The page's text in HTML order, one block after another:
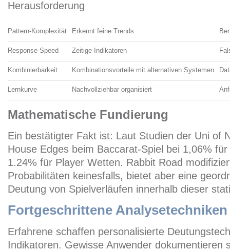
Herausforderung
Pattern-Komplexität Erkennt feine Trends
Response-Speed Zeitige Indikatoren
Kombinierbarkeit Kombinationsvorteile mit alternativen Systemen
Lernkurve Nachvollziehbar organisiert
Mathematische Fundierung
Ein bestätigter Fakt ist: Laut Studien der Uni of
House Edges beim Baccarat-Spiel bei 1,06%
1.24% für Player Wetten. Rabbit Road
Probabilitäten keinesfalls, bietet aber eine
Deutung von Spielverläufen innerhalb dieser
Fortgeschrittene Analysetechniken
Erfahrene schaffen personalisierte
Indikatoren. Gewisse Anwender dokumentieren